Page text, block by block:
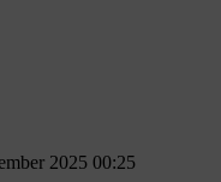
2025 00:25